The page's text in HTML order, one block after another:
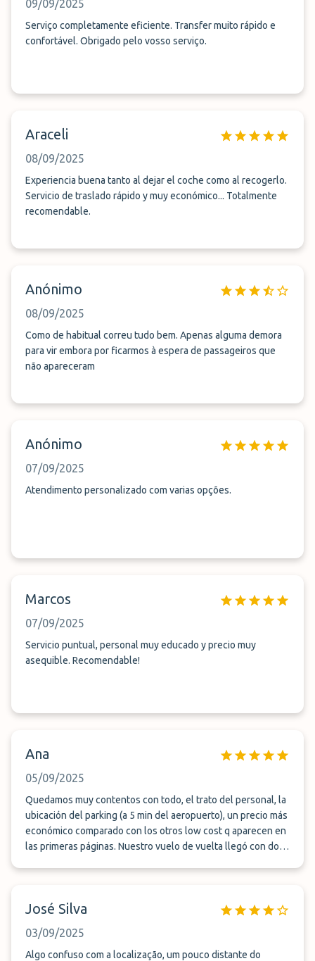
09/09/2025
Serviço completamente eficiente. Transfer muito rápido e
confortável. Obrigado pelo vosso serviço.
Araceli
08/09/2025
Experiencia buena tanto al dejar el coche como al recogerlo.
Servicio de traslado rápido y muy económico... Totalmente
recomendable.
Anónimo
08/09/2025
Como de habitual correu tudo bem. Apenas alguma demora
para vir embora por ficarmos à espera de passageiros que
não apareceram
Anónimo
07/09/2025
Atendimento personalizado com varias opções.
Marcos
07/09/2025
Servicio puntual, personal muy educado y precio muy
asequible. Recomendable!
Ana
05/09/2025
Quedamos muy contentos con todo, el trato del personal, la
ubicación del parking (a 5 min del aeropuerto), un precio más
económico comparado con los otros low cost q aparecen en
las primeras páginas. Nuestro vuelo de vuelta llegó con dos
José Silva
03/09/2025
Algo confuso com a localização, um pouco distante do